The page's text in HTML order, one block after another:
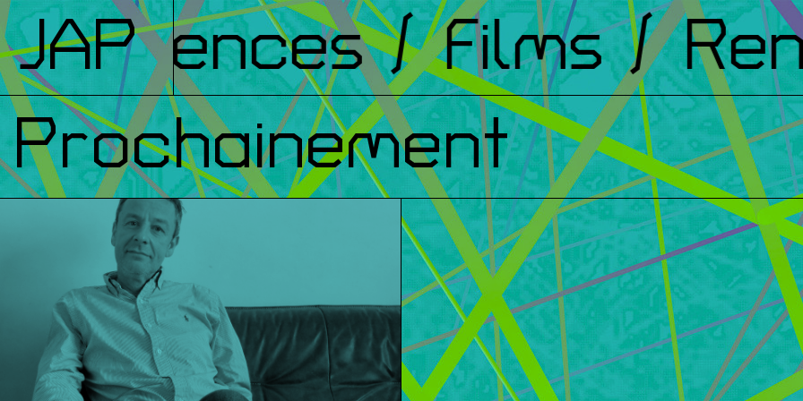
JAP / Films /
Prochainement